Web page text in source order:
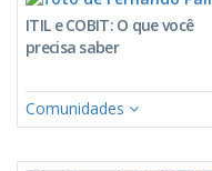
ITIL e COBIT: O que você
precisa saber
Comunidades